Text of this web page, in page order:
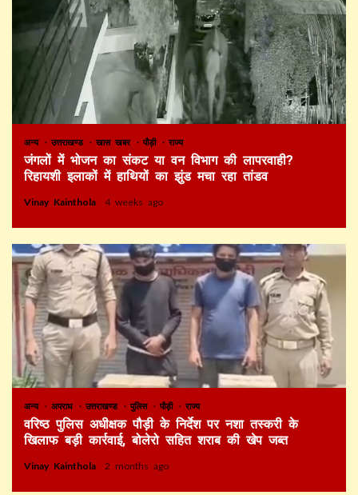
अन्य उत्तराखण्ड खास खबर पौड़ी राज्य
जंगलों में भोजन का संकट या वन विभाग की लापरवाही?
रिहायशी इलाकों में हाथियों का झुंड मचा रहा तांडव
Vinay Kainthola 4 weeks ago
अन्य अपराध उत्तराखण्ड पुलिस पौड़ी राज्य
वरिष्ठ पुलिस अधीक्षक पौड़ी के निर्देश पर नशा तस्करी के
खिलाफ बड़ी कार्रवाई, बोलेरो सहित शराब की खेप जब्त
Vinay Kainthola 2 months ago